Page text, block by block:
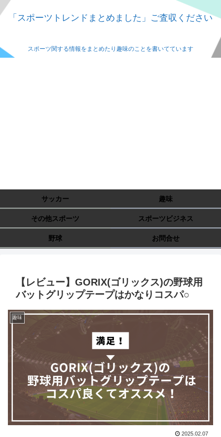
「スポーツトレンドまとめました」ご査収ください
スポーツ関する情報をまとめたり趣味のことを書いてています
サッカー 趣味
その他スポーツ スポーツビジネス
野球 お問合せ
【レビュー】GORIX(ゴリックス)の野球用
バットグリップテープはかなりコスパ○
趣味
2025.02.07